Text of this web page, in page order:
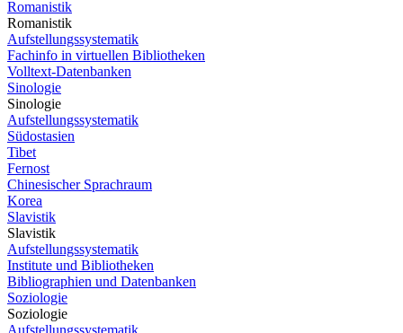
Romanistik
Romanistik
Aufstellungssystematik
Fachinfo in virtuellen Bibliotheken
Volltext-Datenbanken
Sinologie
Sinologie
Aufstellungssystematik
Südostasien
Tibet
Fernost
Chinesischer Sprachraum
Korea
Slavistik
Slavistik
Aufstellungssystematik
Institute und Bibliotheken
Bibliographien und Datenbanken
Soziologie
Soziologie
Aufstellungssystematik